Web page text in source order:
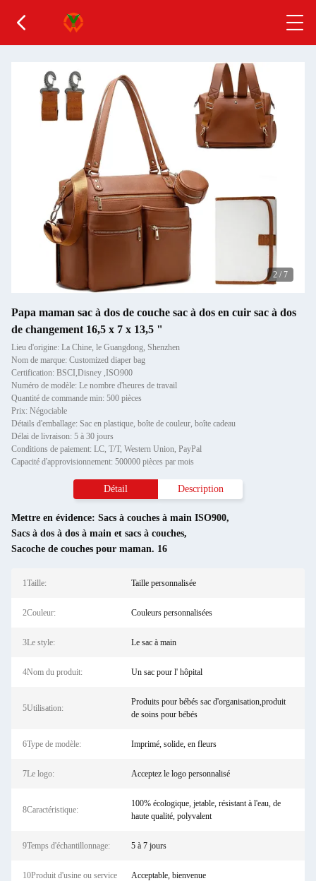
2 / 7
Papa maman sac à dos de couche sac à dos en cuir sac à dos
de changement 16,5 x 7 x 13,5 "
Lieu d'origine: La Chine, le Guangdong, Shenzhen
Nom de marque: Customized diaper bag
Certification: BSCI,Disney ,ISO900
Numéro de modèle: Le nombre d'heures de travail
Quantité de commande min: 500 pièces
Prix: Négociable
Détails d'emballage: Sac en plastique, boîte de couleur, boîte cadeau
Délai de livraison: 5 à 30 jours
Conditions de paiement: LC, T/T, Western Union, PayPal
Capacité d'approvisionnement: 500000 pièces par mois
Détail Description
Mettre en évidence: Sacs à couches à main ISO900,
Sacs à dos à dos à main et sacs à couches,
Sacoche de couches pour maman. 16
1Taille: Taille personnalisée
2Couleur: Couleurs personnalisées
3Le style: Le sac à main
4Nom du produit: Un sac pour l' hôpital
5Utilisation:
Produits pour bébés sac d'organisation,produit
de soins pour bébés
6Type de modèle: Imprimé, solide, en fleurs
7Le logo: Acceptez le logo personnalisé
8Caractéristique:
100% écologique, jetable, résistant à l'eau, de
haute qualité, polyvalent
9Temps d'échantillonnage: 5 à 7 jours
10Produit d'usine ou service
Acceptable, bienvenue